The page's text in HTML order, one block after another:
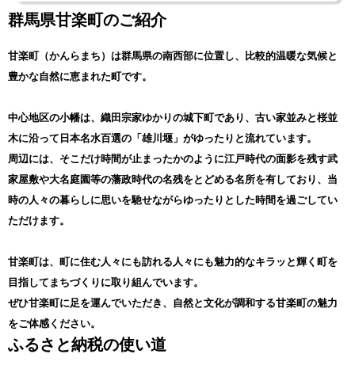
群馬県甘楽町のご紹介
甘楽町（かんらまち）は群馬県の南西部に位置し、比較的温暖な気候と
豊かな自然に恵まれた町です。
中心地区の小幡は、織田宗家ゆかりの城下町であり、古い家並みと桜並
木に沿って日本名水百選の「雄川堰」がゆったりと流れています。
周辺には、そこだけ時間が止まったかのように江戸時代の面影を残す武
家屋敷や大名庭園等の藩政時代の名残をとどめる名所を有しており、当
時の人々の暮らしに思いを馳せながらゆったりとした時間を過ごしてい
ただけます。
甘楽町は、町に住む人々にも訪れる人々にも魅力的なキラッと輝く町を
目指してまちづくりに取り組んでいます。
ぜひ甘楽町に足を運んでいただき、自然と文化が調和する甘楽町の魅力
をご体感ください。
ふるさと納税の使い道